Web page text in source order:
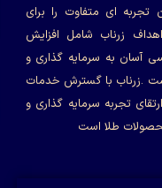
تجربه ای متفاوت را برای
زرناب شامل افزایش
آسان به سرمایه گذاری و
.زرناب با گسترش خدمات
تجربه سرمایه گذاری و
طلا است